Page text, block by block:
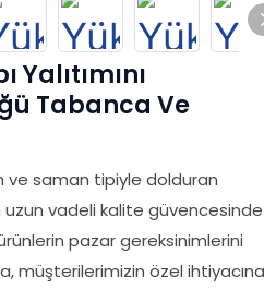
Yalıtımını
Tabanca Ve
ve saman tipiyle dolduran
uzun vadeli kalite güvencesinde
pazar gereksinimlerini
müşterilerimizin özel ihtiyacına